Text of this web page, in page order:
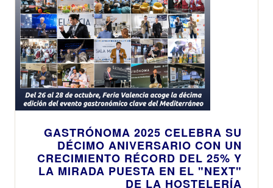
GASTRÓNOMA 2025 CELEBRA SU
DÉCIMO ANIVERSARIO CON UN
CRECIMIENTO RÉCORD DEL 25% Y
LA MIRADA PUESTA EN EL "NEXT"
DE LA HOSTELERÍA